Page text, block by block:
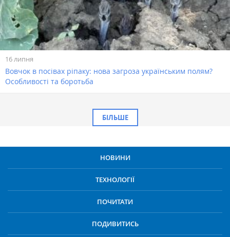
16 липня
Вовчок в посівах ріпаку: нова загроза українським полям?
Особливості та боротьба
БІЛЬШЕ
НОВИНИ
ТЕХНОЛОГІЇ
ПОЧИТАТИ
ПОДИВИТИСЬ